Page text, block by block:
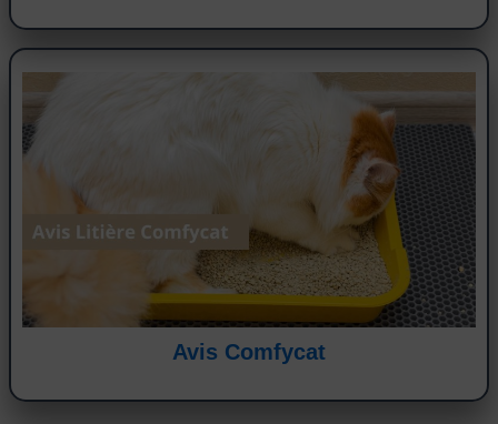
Avis Comfycat